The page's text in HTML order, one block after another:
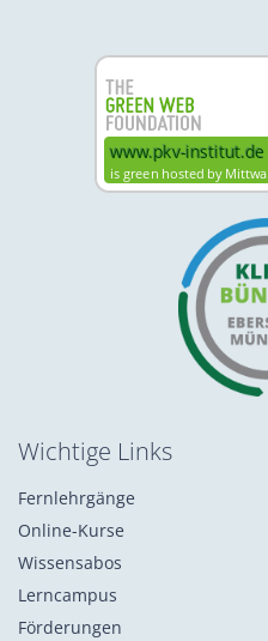
Wichtige Links
Fernlehrgänge
Online-Kurse
Wissensabos
Lerncampus
Förderungen